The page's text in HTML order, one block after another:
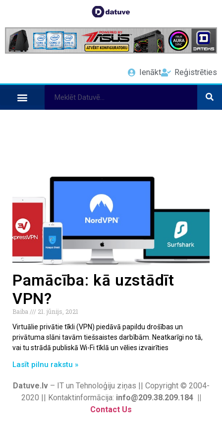
Ienākt Reģistrēties
Pamācība: kā uzstādīt
VPN?
Baiba
21. jūnijs, 2021
Virtuālie privātie tīkli (VPN) piedāvā papildu drošības un
privātuma slāni tavām tiešsaistes darbībām. Neatkarīgi no tā,
vai tu strādā publiskā Wi-Fi tīklā un vēlies izvairīties
Lasīt pilnu rakstu »
Datuve.lv– IT un Tehnoloģiju ziņas || Copyright © 2004-
2020 || Kontaktinformācija: info@209.38.209.184 ||
Contact Us